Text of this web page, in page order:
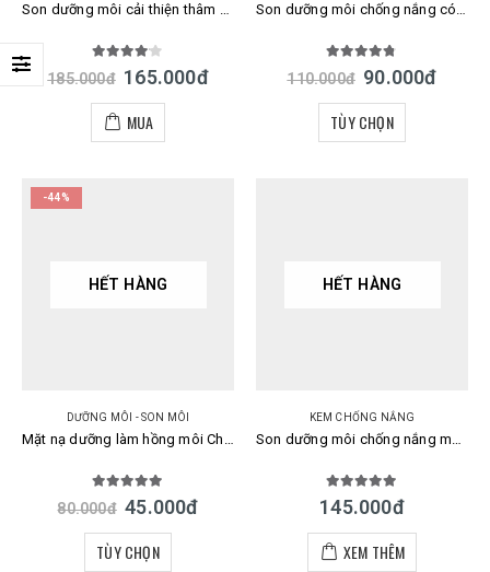
Son dưỡng môi cải thiện thâm DHC Lip Cream Nhật Bản
out of 5
185.000đ 165.000đ
MUA
Son dưỡng môi chống nắng có màu Omi Mentum Lipstick Medicated Tint Lip Nhật Bản
out of 5
110.000đ 90.000đ
TÙY CHỌN
-44%
HẾT HÀNG
DƯỠNG MÔI - SON MÔI
Mặt nạ dưỡng làm hồng môi Choosy Lip Pack Nhật Bản
out of 5
80.000đ 45.000đ
TÙY CHỌN
HẾT HÀNG
KEM CHỐNG NẮNG
Son dưỡng môi chống nắng màu hồng đào Rohto Mentholatum Perfect Lip Rose Pink Nhật Bản
5.00 out of 5
145.000đ
XEM THÊM